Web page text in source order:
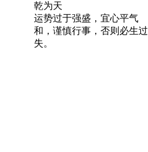
乾为天
运势过于强盛，宜心平气
和，谨慎行事，否则必生过
失。